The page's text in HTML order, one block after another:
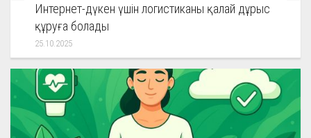
Интернет-дүкен үшін логистиканы қалай дұрыс
құруға болады
25.10.2025